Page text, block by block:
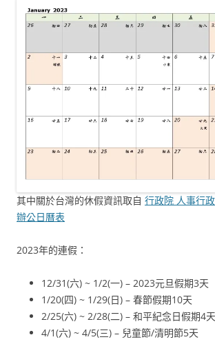
其中關於台灣的休假資訊取自 行政院 人事行
辦公日曆表
2023年的連假：
12/31(六) ~ 1/2(一) – 2023元旦假期3天
1/20(四) ~ 1/29(日) – 春節假期10天
2/25(六) ~ 2/28(二) – 和平紀念日假期4天
4/1(六) ~ 4/5(三) – 兒童節/清明節5天